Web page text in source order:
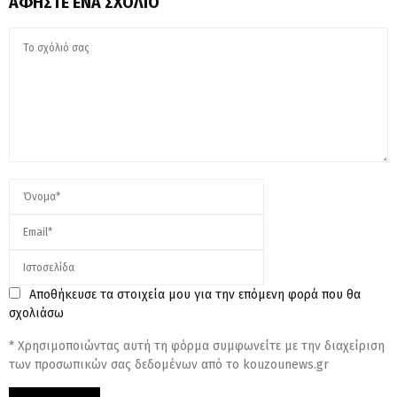
Αποθήκευσε τα στοιχεία μου για την επόμενη φορά που θα
σχολιάσω
* Χρησιμοποιώντας αυτή τη φόρμα συμφωνείτε με την διαχείριση
των προσωπικών σας δεδομένων από το kouzounews.gr